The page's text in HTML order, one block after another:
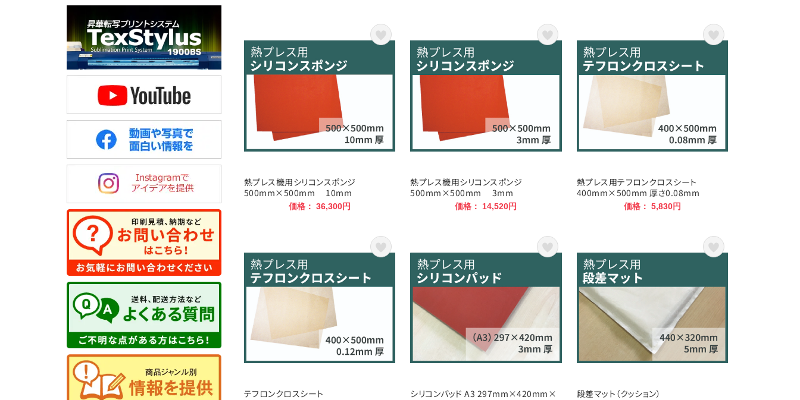
熱プレス機用シリコンスポンジ
500mm×500mm 10mm
価格： 36,300円
熱プレス機用シリコンスポンジ
500mm×500mm 3mm
価格： 14,520円
熱プレス用テフロンクロスシート
400mm×500mm 厚さ0.08mm
価格： 5,830円
テフロンクロスシート
シリコンパッド A3 297mm×420mm×
段差マット（クッション）